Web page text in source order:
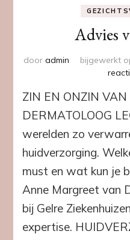
Advies
door admin bijgewerkt
ZIN EN ONZIN
DERMATOLOOG
werelden zo
huidverzorging.
must en wat kun je
Anne Margreet van
bij Gelre
expertise.